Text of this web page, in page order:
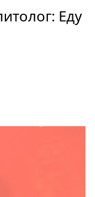
Еду